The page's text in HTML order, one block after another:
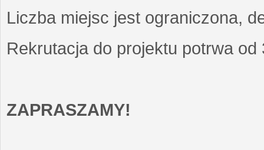
Liczba miejsc jest ograniczona,
Rekrutacja do projektu potrwa
ZAPRASZAMY!